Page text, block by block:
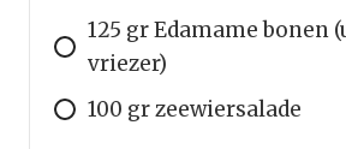
125 gr Edamame bonen
vriezer)
100 gr zeewiersalade